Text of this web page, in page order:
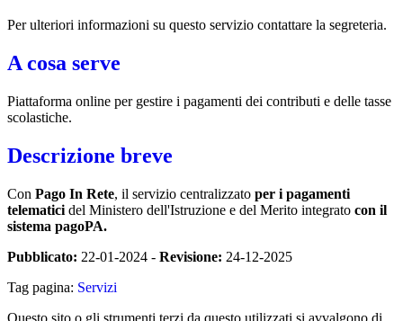
Per ulteriori informazioni su questo servizio contattare la segreteria.
A cosa serve
Piattaforma online per gestire i pagamenti dei contributi e delle tasse
scolastiche.
Descrizione breve
Con Pago In Rete, il servizio centralizzato per i pagamenti
telematici del Ministero dell'Istruzione e del Merito integrato con il
sistema pagoPA.
Pubblicato: 22-01-2024 - Revisione: 24-12-2025
Tag pagina: Servizi
Questo sito o gli strumenti terzi da questo utilizzati si avvalgono di